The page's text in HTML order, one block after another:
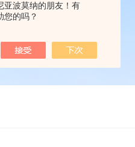
亚波莫纳的朋友！有
您的吗？